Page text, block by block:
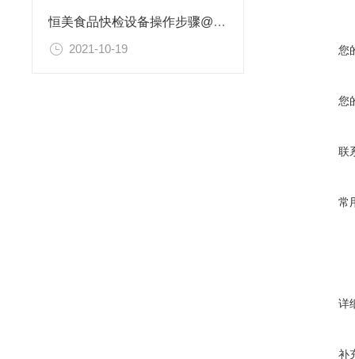
恒美食品快检设备操作步骤@2021价格
2021-10-19
您
您
联
常
详
补